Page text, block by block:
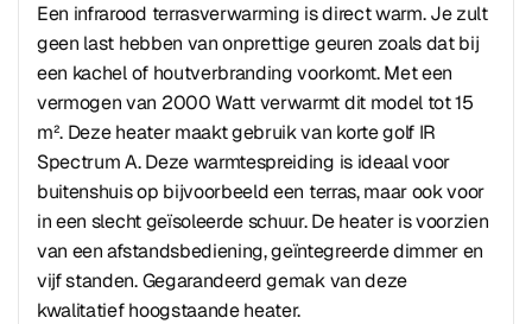
Een infrarood terrasverwarming is direct warm. Je zult
geen last hebben van onprettige geuren zoals dat bij
een kachel of houtverbranding voorkomt. Met een
vermogen van 2000 Watt verwarmt dit model tot 15
m². Deze heater maakt gebruik van korte golf IR
Spectrum A. Deze warmtespreiding is ideaal voor
buitenshuis op bijvoorbeeld een terras, maar ook voor
in een slecht geïsoleerde schuur. De heater is voorzien
van een afstandsbediening, geïntegreerde dimmer en
vijf standen. Gegarandeerd gemak van deze
kwalitatief hoogstaande heater.